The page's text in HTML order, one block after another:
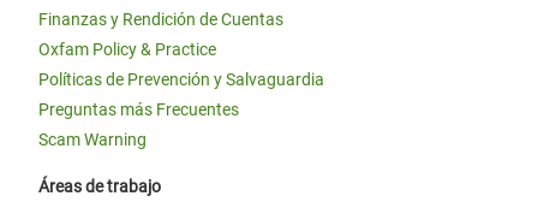
Finanzas y Rendición de Cuentas
Oxfam Policy & Practice
Políticas de Prevención y Salvaguardia
Preguntas más Frecuentes
Scam Warning
Áreas de trabajo